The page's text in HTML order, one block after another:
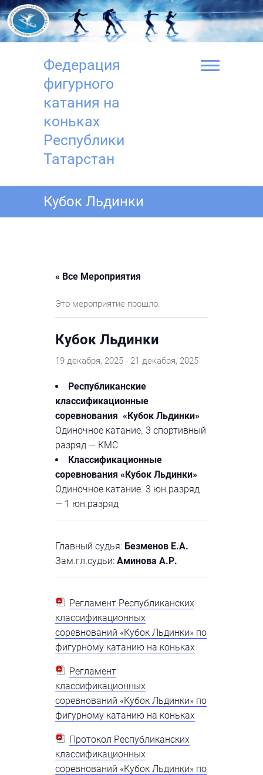
Перейти
к
содержимому
Федерация
фигурного
катания на
коньках
Республики
Татарстан
Кубок Льдинки
« Все Мероприятия
Это мероприятие прошло.
Кубок Льдинки
19 декабря, 2025 - 21 декабря, 2025
Республиканские
классификационные
соревнования «Кубок Льдинки»
Одиночное катание. 3 спортивный
разряд — КМС
Классификационные
соревнования «Кубок Льдинки»
Одиночное катание. 3 юн.разряд
— 1 юн.разряд
Главный судья: Безменов Е.А.
Зам.гл.судьи: Аминова А.Р.
Регламент Республиканских
классификационных
соревнований «Кубок Льдинки» по
фигурному катанию на коньках
Регламент
классификационных
соревнований «Кубок Льдинки» по
фигурному катанию на коньках
Протокол Республиканских
классификационных
соревнований «Кубок Льдинки» по